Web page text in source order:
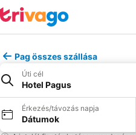
Pag összes szállása
Úti cél
Hotel Pagus
Érkezés/távozás napja
Dátumok